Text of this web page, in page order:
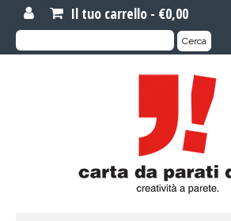
Il tuo carrello - €0,00
Cerca: Cerca